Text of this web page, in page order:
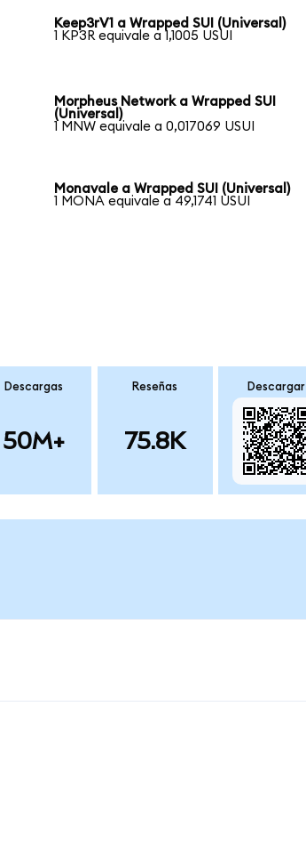
Keep3rV1 a Wrapped SUI (Universal)
1 KP3R equivale a 1,1005 USUI
Morpheus Network a Wrapped SUI
(Universal)
1 MNW equivale a 0,017069 USUI
Monavale a Wrapped SUI (Universal)
1 MONA equivale a 49,1741 USUI
Descargas
50M+
Reseñas
75.8K
Descargar